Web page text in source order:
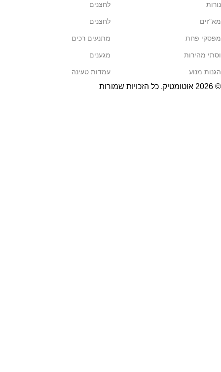
נורות לחצנים
מא"זים לחצנים
מפסקי פחת מתנעים רכים
וסתי מהירות מגענים
הגנות מנוע עמדות טעינה
© 2026 אוטומטיק. כל הזכויות שמורות